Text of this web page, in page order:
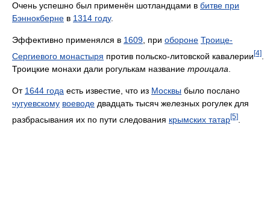
Очень успешно был применён шотландцами в битве при
Бэннокберне в 1314 году.
Эффективно применялся в 1609, при обороне Троице-
Сергиевого монастыря против польско-литовской кавалерии [4]
Троицкие монахи дали рогулькам название троицала
От 1644 года есть известие, что из Москвы было послано
чугуевскому воеводе двадцать тысяч железных рогулек для
разбрасывания их по пути следования крымских татар[5]